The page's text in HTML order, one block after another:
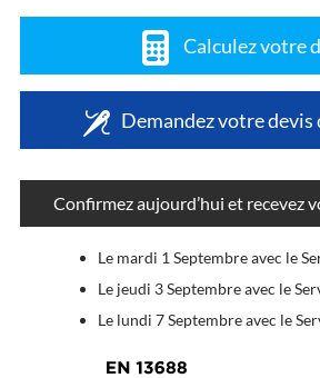
Calculez votre
Demandez votre devis
Confirmez aujourd’hui et recevez
Le mardi 1 Septembre avec le
Le jeudi 3 Septembre avec le
Le lundi 7 Septembre avec le